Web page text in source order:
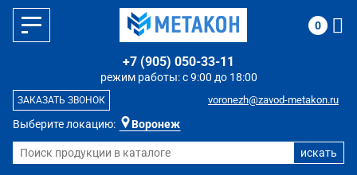
Выберите локацию: Воронеж
режим работы: с 9:00 до 18:00
+7 (905) 050-33-11
voronezh@zavod-metakon.ru
ЗАКАЗАТЬ ЗВОНОК
0